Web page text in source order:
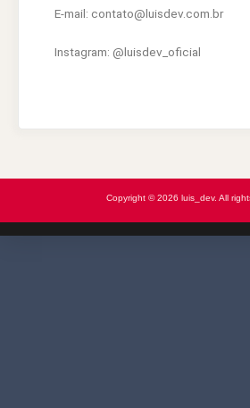
E-mail: contato@luisdev.com.br
Instagram: @luisdev_oficial
Copyright © 2026 luis_dev. All